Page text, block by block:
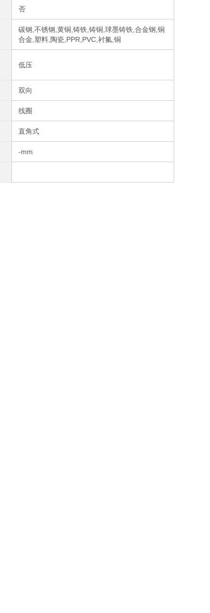
否
碳钢,不锈钢,黄铜,铸铁,铸铜,球墨铸铁,合金钢,铜
合金,塑料,陶瓷,PPR,PVC,衬氟,铜
低压
双向
线圈
直角式
-mm